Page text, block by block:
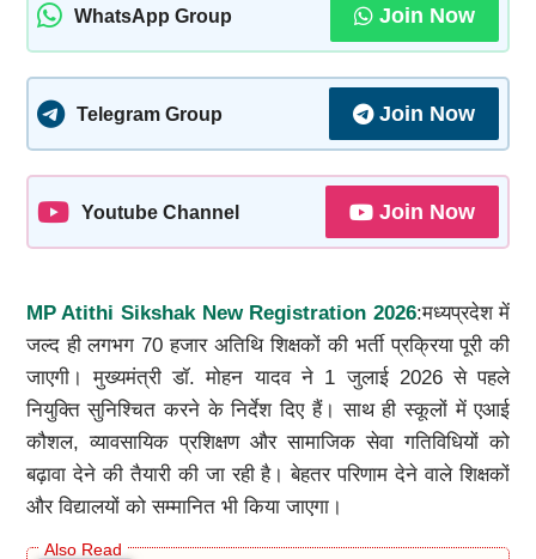
WhatsApp Group Join Now
Telegram Group Join Now
Youtube Channel Join Now
MP Atithi Sikshak New Registration 2026:मध्यप्रदेश में
जल्द ही लगभग 70 हजार अतिथि शिक्षकों की भर्ती प्रक्रिया पूरी की
जाएगी। मुख्यमंत्री डॉ. मोहन यादव ने 1 जुलाई 2026 से पहले
नियुक्ति सुनिश्चित करने के निर्देश दिए हैं। साथ ही स्कूलों में एआई
कौशल, व्यावसायिक प्रशिक्षण और सामाजिक सेवा गतिविधियों को
बढ़ावा देने की तैयारी की जा रही है। बेहतर परिणाम देने वाले शिक्षकों
और विद्यालयों को सम्मानित भी किया जाएगा।